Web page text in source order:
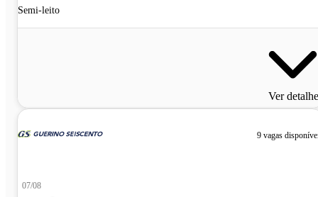
Semi-leito
Ver
9 vagas
07/08